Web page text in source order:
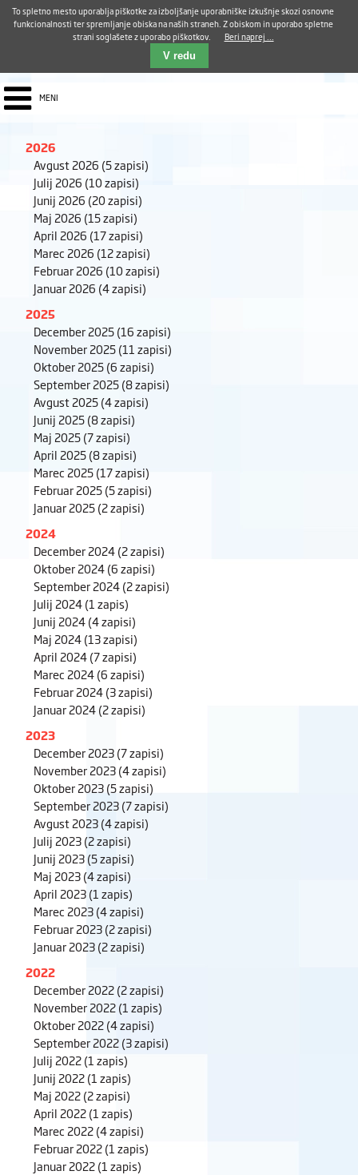
E-pošta ZUDV
Iskalnik
MENI
2026
Avgust 2026 (5 zapisi)
Julij 2026 (10 zapisi)
Junij 2026 (20 zapisi)
Maj 2026 (15 zapisi)
April 2026 (17 zapisi)
Marec 2026 (12 zapisi)
Februar 2026 (10 zapisi)
Januar 2026 (4 zapisi)
2025
December 2025(16 zapisi)
November 2025(11 zapisi)
Oktober 2025(6 zapisi)
September 2025(8 zapisi)
Avgust 2025(4 zapisi)
Junij 2025(8 zapisi)
Maj 2025(7 zapisi)
April 2025(8 zapisi)
Marec 2025(17 zapisi)
Februar 2025(5 zapisi)
Januar 2025(2 zapisi)
2024
December 2024(2 zapisi)
Oktober 2024(6 zapisi)
September 2024(2 zapisi)
Julij 2024(1 zapis)
Junij 2024(4 zapisi)
Maj 2024(13 zapisi)
April 2024(7 zapisi)
Marec 2024(6 zapisi)
Februar 2024(3 zapisi)
Januar 2024(2 zapisi)
2023
December 2023(7 zapisi)
November 2023(4 zapisi)
Oktober 2023(5 zapisi)
September 2023(7 zapisi)
Avgust 2023(4 zapisi)
Julij 2023(2 zapisi)
Junij 2023(5 zapisi)
Maj 2023(4 zapisi)
April 2023(1 zapis)
Marec 2023(4 zapisi)
Februar 2023(2 zapisi)
Januar 2023(2 zapisi)
2022
December 2022(2 zapisi)
November 2022(1 zapis)
Oktober 2022(4 zapisi)
September 2022(3 zapisi)
Julij 2022(1 zapis)
Junij 2022(1 zapis)
Maj 2022(2 zapisi)
April 2022(1 zapis)
Marec 2022(4 zapisi)
Februar 2022(1 zapis)
Januar 2022(1 zapis)
To spletno mesto uporablja piškotke za izboljšanje uporabniške izkušnje skozi osnovne
funkcionalnosti ter spremljanje obiska na naših straneh. Z obiskom in uporabo spletne
strani soglašete z uporabo piškotkov.
Beri naprej ...
V redu